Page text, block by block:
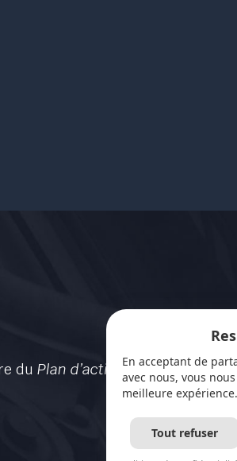
duPlan d’action pour les
En acceptant de
avec nous, vous
meilleure expérience.
Tout refuser